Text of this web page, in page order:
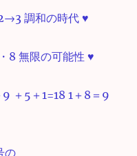
調和の時代 ♥
8 無限の可能性 ♥
＋5＋1=18 1＋8＝9
の